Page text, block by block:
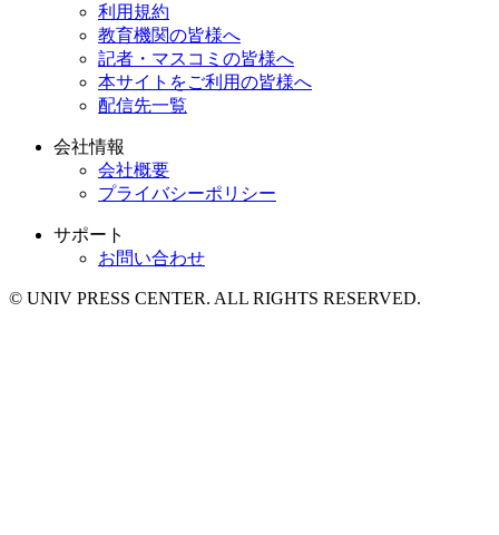
利用規約
教育機関の皆様へ
記者・マスコミの皆様へ
本サイトをご利用の皆様へ
配信先一覧
会社情報
会社概要
プライバシーポリシー
サポート
お問い合わせ
© UNIV PRESS CENTER. ALL RIGHTS RESERVED.